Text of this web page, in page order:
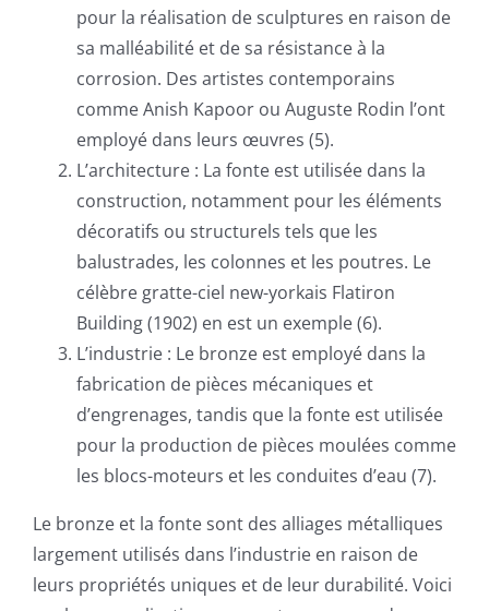
pour la réalisation de sculptures en raison de
sa malléabilité et de sa résistance à la
corrosion. Des artistes contemporains
comme Anish Kapoor ou Auguste Rodin l’ont
employé dans leurs œuvres (5).
L’architecture : La fonte est utilisée dans la
construction, notamment pour les éléments
décoratifs ou structurels tels que les
balustrades, les colonnes et les poutres. Le
célèbre gratte-ciel new-yorkais Flatiron
Building (1902) en est un exemple (6).
L’industrie : Le bronze est employé dans la
fabrication de pièces mécaniques et
d’engrenages, tandis que la fonte est utilisée
pour la production de pièces moulées comme
les blocs-moteurs et les conduites d’eau (7).
Le bronze et la fonte sont des alliages métalliques
largement utilisés dans l’industrie en raison de
leurs propriétés uniques et de leur durabilité. Voici